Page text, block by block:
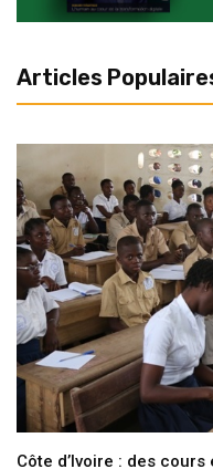
Articles
Côte d’Ivoire : des